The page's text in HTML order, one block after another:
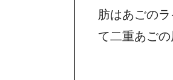
肪はあごの
て二重あごの